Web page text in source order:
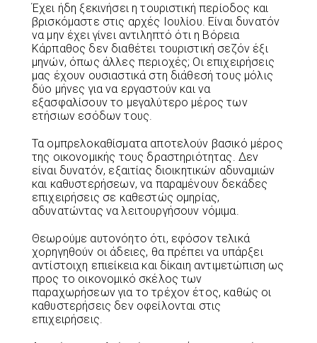
Έχει ήδη ξεκινήσει η τουριστική περίοδος και
βρισκόμαστε στις αρχές Ιουλίου. Είναι δυνατόν
να μην έχει γίνει αντιληπτό ότι η Βόρεια
Κάρπαθος δεν διαθέτει τουριστική σεζόν έξι
μηνών, όπως άλλες περιοχές; Οι επιχειρήσεις
μας έχουν ουσιαστικά στη διάθεσή τους μόλις
δύο μήνες για να εργαστούν και να
εξασφαλίσουν το μεγαλύτερο μέρος των
ετήσιων εσόδων τους.
Τα ομπρελοκαθίσματα αποτελούν βασικό μέρος
της οικονομικής τους δραστηριότητας. Δεν
είναι δυνατόν, εξαιτίας διοικητικών αδυναμιών
και καθυστερήσεων, να παραμένουν δεκάδες
επιχειρήσεις σε καθεστώς ομηρίας,
αδυνατώντας να λειτουργήσουν νόμιμα.
Θεωρούμε αυτονόητο ότι, εφόσον τελικά
χορηγηθούν οι άδειες, θα πρέπει να υπάρξει
αντίστοιχη επιείκεια και δίκαιη αντιμετώπιση ως
προς το οικονομικό σκέλος των
παραχωρήσεων για το τρέχον έτος, καθώς οι
καθυστερήσεις δεν οφείλονται στις
επιχειρήσεις.